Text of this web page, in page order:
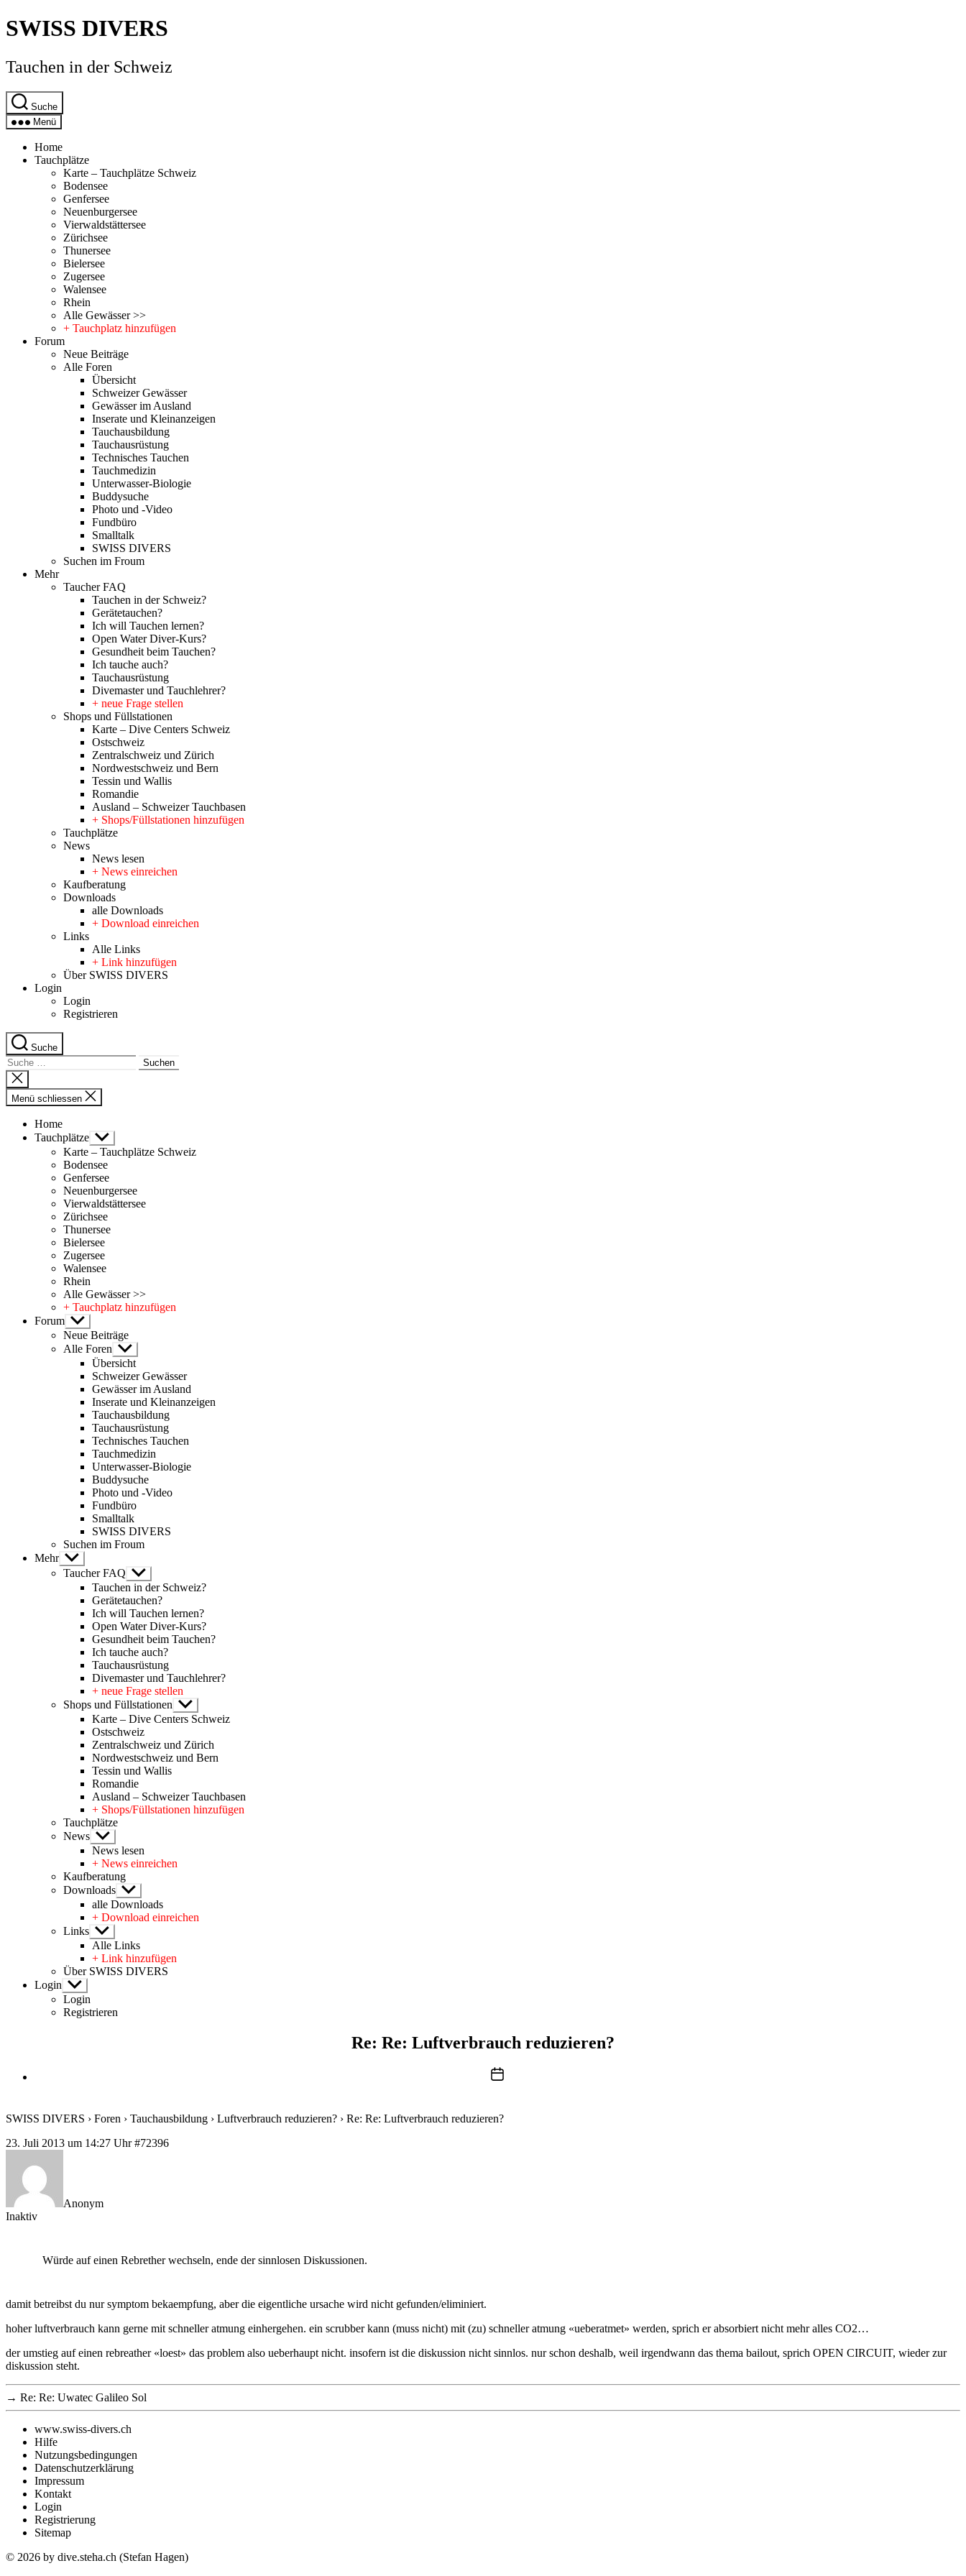
Direkt
zum
wechseln
SWISS DIVERS
Tauchen in der Schweiz
Suche
Menü
Home
Tauchplätze
Karte – Tauchplätze Schweiz
Bodensee
Genfersee
Neuenburgersee
Vierwaldstättersee
Zürichsee
Thunersee
Bielersee
Zugersee
Walensee
Rhein
Alle Gewässer >>
+ Tauchplatz hinzufügen
Forum
Neue Beiträge
Alle Foren
Übersicht
Schweizer Gewässer
Gewässer im Ausland
Inserate und Kleinanzeigen
Tauchausbildung
Tauchausrüstung
Technisches Tauchen
Tauchmedizin
Unterwasser-Biologie
Buddysuche
Photo und -Video
Fundbüro
Smalltalk
SWISS DIVERS
Suchen im Froum
Mehr
Taucher FAQ
Tauchen in der Schweiz?
Gerätetauchen?
Ich will Tauchen lernen?
Open Water Diver-Kurs?
Gesundheit beim Tauchen?
Ich tauche auch?
Tauchausrüstung
Divemaster und Tauchlehrer?
+ neue Frage stellen
Shops und Füllstationen
Karte – Dive Centers Schweiz
Ostschweiz
Zentralschweiz und Zürich
Nordwestschweiz und Bern
Tessin und Wallis
Romandie
Ausland – Schweizer Tauchbasen
+ Shops/Füllstationen hinzufügen
Tauchplätze
News
News lesen
+ News einreichen
Kaufberatung
Downloads
alle Downloads
+ Download einreichen
Links
Alle Links
+ Link hinzufügen
Über SWISS DIVERS
Login
Login
Registrieren
Suche
Suche
nach:
Suche
schliessen
Menü schliessen
Home
Tauchplätze Untermenü
anzeigen
Karte – Tauchplätze Schweiz
Bodensee
Genfersee
Neuenburgersee
Vierwaldstättersee
Zürichsee
Thunersee
Bielersee
Zugersee
Walensee
Rhein
Alle Gewässer >>
+ Tauchplatz hinzufügen
Forum Untermenü
anzeigen
Neue Beiträge
Alle Foren Untermenü
anzeigen
Übersicht
Schweizer Gewässer
Gewässer im Ausland
Inserate und Kleinanzeigen
Tauchausbildung
Tauchausrüstung
Technisches Tauchen
Tauchmedizin
Unterwasser-Biologie
Buddysuche
Photo und -Video
Fundbüro
Smalltalk
SWISS DIVERS
Suchen im Froum
Mehr Untermenü
anzeigen
Taucher FAQ Untermenü
anzeigen
Tauchen in der Schweiz?
Gerätetauchen?
Ich will Tauchen lernen?
Open Water Diver-Kurs?
Gesundheit beim Tauchen?
Ich tauche auch?
Tauchausrüstung
Divemaster und Tauchlehrer?
+ neue Frage stellen
Shops und Füllstationen Untermenü
anzeigen
Karte – Dive Centers Schweiz
Ostschweiz
Zentralschweiz und Zürich
Nordwestschweiz und Bern
Tessin und Wallis
Romandie
Ausland – Schweizer Tauchbasen
+ Shops/Füllstationen hinzufügen
Tauchplätze
News Untermenü
anzeigen
News lesen
+ News einreichen
Kaufberatung
Downloads Untermenü
anzeigen
alle Downloads
+ Download einreichen
Links Untermenü
anzeigen
Alle Links
+ Link hinzufügen
Über SWISS DIVERS
Login Untermenü
anzeigen
Login
Registrieren
Re: Re: Luftverbrauch reduzieren?
Beitragsdatum
SWISS DIVERS › Foren › Tauchausbildung › Luftverbrauch reduzieren? › Re: Re: Luftverbrauch reduzieren?
23. Juli 2013 um 14:27 Uhr #72396
Anonym
Inaktiv
Würde auf einen Rebrether wechseln, ende der sinnlosen Diskussionen.
damit betreibst du nur symptom bekaempfung, aber die eigentliche ursache wird nicht gefunden/eliminiert.
hoher luftverbrauch kann gerne mit schneller atmung einhergehen. ein scrubber kann (muss nicht) mit (zu) schneller atmung «ueberatmet» werden, sprich er absorbiert nicht mehr alles CO2…
der umstieg auf einen rebreather «loest» das problem also ueberhaupt nicht. insofern ist die diskussion nicht sinnlos. nur schon deshalb, weil irgendwann das thema bailout, sprich OPEN CIRCUIT, wieder zur
diskussion steht.
→ Re: Re: Uwatec Galileo Sol
www.swiss-divers.ch
Hilfe
Nutzungsbedingungen
Datenschutzerklärung
Impressum
Kontakt
Login
Registrierung
Sitemap
© 2026 by dive.steha.ch (Stefan Hagen)